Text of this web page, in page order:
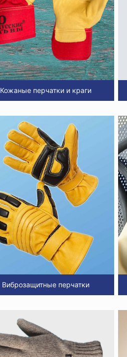
Кожаные перчатки и краги
Виброзащитные перчатки